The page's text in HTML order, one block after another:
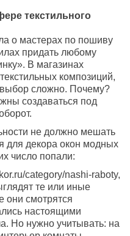
текстильного
о мастерах по пошиву
придать любому
В магазинах
композиций,
сложно. Почему?
создаваться под
не должно мешать
для декора окон модных
число попали:
category/nashi-raboty,
те или иные
они смотрятся
настоящими
Но нужно учитывать: на